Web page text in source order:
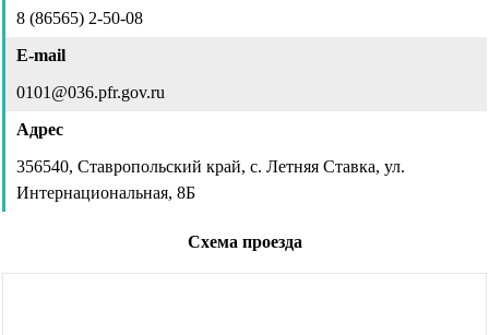
8 (86565) 2-50-08
E-mail
0101@036.pfr.gov.ru
Адрес
356540, Ставропольский край, с. Летняя Ставка, ул.
Интернациональная, 8Б
Схема проезда